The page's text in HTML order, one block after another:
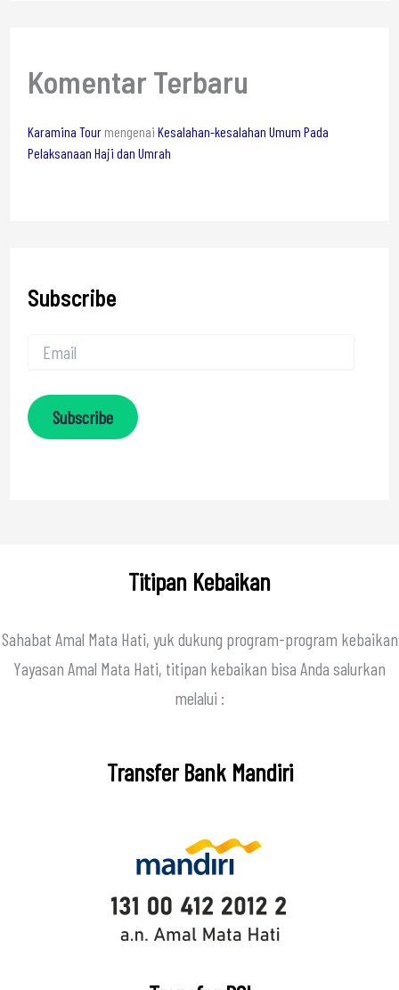
Komentar Terbaru
Karamina Tourmengenai Kesalahan-kesalahan Umum Pada
Pelaksanaan Haji dan Umrah
Subscribe
Subscribe
Titipan Kebaikan
Sahabat Amal Mata Hati, yuk dukung program-program kebaikan
Yayasan Amal Mata Hati, titipan kebaikan bisa Anda salurkan
melalui :
Transfer Bank Mandiri